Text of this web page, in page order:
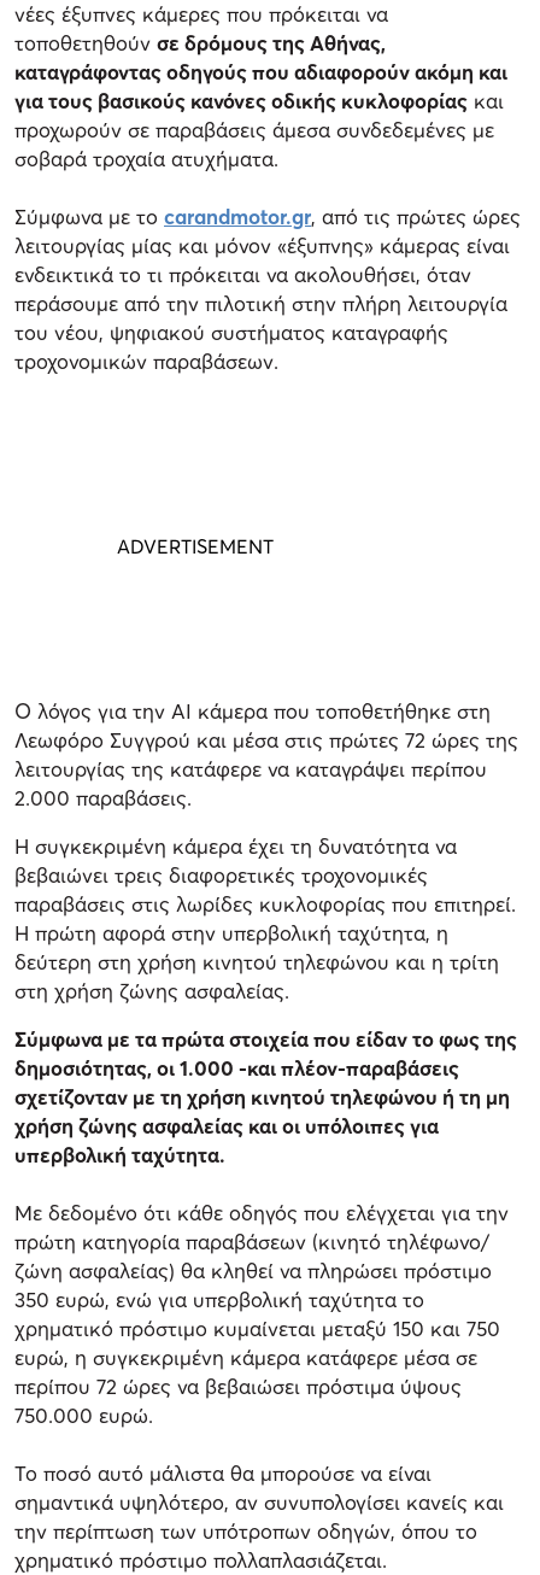
νέες έξυπνες κάμερες που πρόκειται να
τοποθετηθούν σε δρόμους της Αθήνας,
καταγράφοντας οδηγούς που αδιαφορούν ακόμη και
για τους βασικούς κανόνες οδικής κυκλοφορίας και
προχωρούν σε παραβάσεις άμεσα συνδεδεμένες με
σοβαρά τροχαία ατυχήματα.
Σύμφωνα με το carandmotor.gr, από τις πρώτες ώρες
λειτουργίας μίας και μόνον «έξυπνης» κάμερας είναι
ενδεικτικά το τι πρόκειται να ακολουθήσει, όταν
περάσουμε από την πιλοτική στην πλήρη λειτουργία
του νέου, ψηφιακού συστήματος καταγραφής
τροχονομικών παραβάσεων.
Ο λόγος για την AI κάμερα που τοποθετήθηκε στη
Λεωφόρο Συγγρού και μέσα στις πρώτες 72 ώρες της
λειτουργίας της κατάφερε να καταγράψει περίπου
2.000 παραβάσεις.
Η συγκεκριμένη κάμερα έχει τη δυνατότητα να
βεβαιώνει τρεις διαφορετικές τροχονομικές
παραβάσεις στις λωρίδες κυκλοφορίας που επιτηρεί.
Η πρώτη αφορά στην υπερβολική ταχύτητα, η
δεύτερη στη χρήση κινητού τηλεφώνου και η τρίτη
στη χρήση ζώνης ασφαλείας.
Σύμφωνα με τα πρώτα στοιχεία που είδαν το φως της
δημοσιότητας, οι 1.000 -και πλέον-παραβάσεις
σχετίζονταν με τη χρήση κινητού τηλεφώνου ή τη μη
χρήση ζώνης ασφαλείας και οι υπόλοιπες για
υπερβολική ταχύτητα.
Με δεδομένο ότι κάθε οδηγός που ελέγχεται για την
πρώτη κατηγορία παραβάσεων (κινητό τηλέφωνο/
ζώνη ασφαλείας) θα κληθεί να πληρώσει πρόστιμο
350 ευρώ, ενώ για υπερβολική ταχύτητα το
χρηματικό πρόστιμο κυμαίνεται μεταξύ 150 και 750
ευρώ, η συγκεκριμένη κάμερα κατάφερε μέσα σε
περίπου 72 ώρες να βεβαιώσει πρόστιμα ύψους
750.000 ευρώ.
Το ποσό αυτό μάλιστα θα μπορούσε να είναι
σημαντικά υψηλότερο, αν συνυπολογίσει κανείς και
την περίπτωση των υπότροπων οδηγών, όπου το
χρηματικό πρόστιμο πολλαπλασιάζεται.